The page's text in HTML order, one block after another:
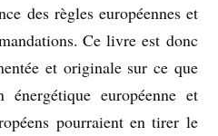
des règles européennes et
Ce livre est donc
et originale sur ce que
européenne et
pourraient en tirer le